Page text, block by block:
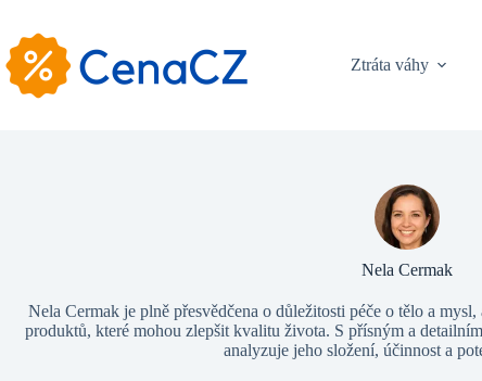
content
Ztráta váhy
Nela Cermak
Nela Cermak je plně přesvědčena o důležitosti péče o tělo a
produktů, které mohou zlepšit kvalitu života. S přísným a
analyzuje jeho složení, účinnost a